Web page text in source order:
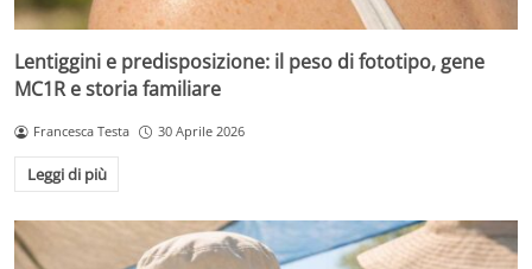
Lentiggini e predisposizione: il peso di fototipo, gene
MC1R e storia familiare
Francesca Testa 30 Aprile 2026
Leggi di più